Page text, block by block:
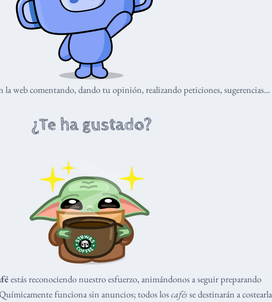
la web comentando, dando tu opinión, realizando peticiones, sugerencias...
¿Te ha gustado?
estás reconociendo nuestro esfuerzo, animándonos a seguir preparando
funciona sin anuncios; todos loscafésse destinarán a costearla